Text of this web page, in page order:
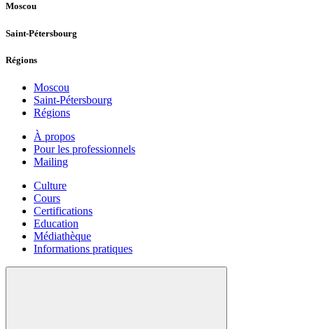
Moscou
Saint-Pétersbourg
Régions
Moscou
Saint-Pétersbourg
Régions
À propos
Pour les professionnels
Mailing
Culture
Cours
Certifications
Education
Médiathèque
Informations pratiques